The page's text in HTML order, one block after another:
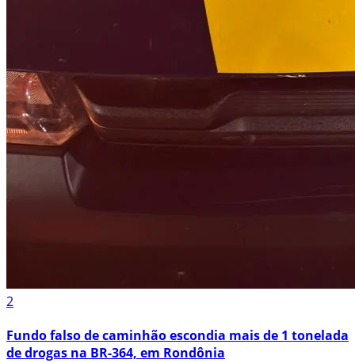
2
Fundo falso de caminhão escondia mais de 1 tonelada
de drogas na BR-364, em Rondônia